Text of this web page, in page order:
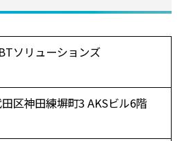
ソリューションズ
区神田練塀町3 AKSビル6階